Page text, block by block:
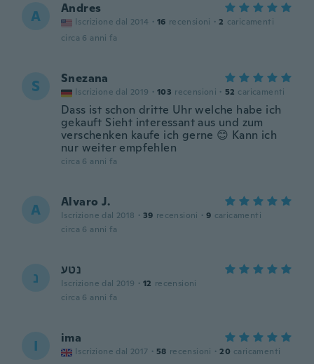
A Andres
Iscrizione dal 2014 · 16 recensioni · 2 caricamenti
circa 6 anni fa
S Snezana
Iscrizione dal 2019 · 103 recensioni · 52 caricamenti
Dass ist schon dritte Uhr welche habe ich
gekauft Sieht interessant aus und zum
verschenken kaufe ich gerne 😊 Kann ich
nur weiter empfehlen
circa 6 anni fa
A Alvaro J.
Iscrizione dal 2018 · 39 recensioni · 9 caricamenti
circa 6 anni fa
נ נטע
Iscrizione dal 2019 · 12 recensioni
circa 6 anni fa
I ima
Iscrizione dal 2017 · 58 recensioni · 20 caricamenti